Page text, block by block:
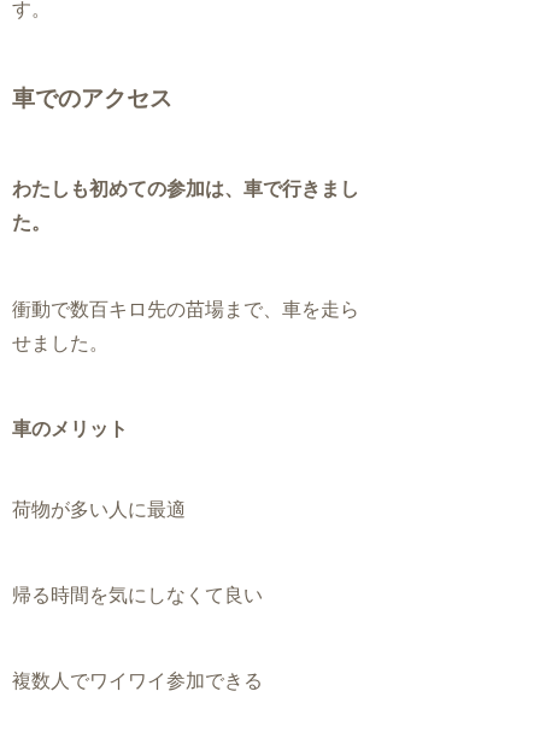
す。
車でのアクセス
わたしも初めての参加は、車で行きまし
た。
衝動で数百キロ先の苗場まで、車を走ら
せました。
車のメリット
荷物が多い人に最適
帰る時間を気にしなくて良い
複数人でワイワイ参加できる